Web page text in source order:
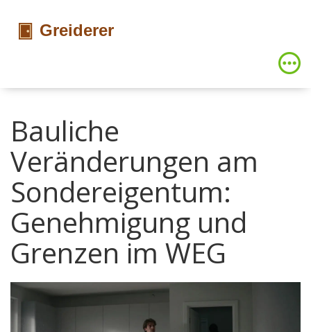
Bauliche
Veränderungen am
Sondereigentum:
Genehmigung und
Grenzen im WEG